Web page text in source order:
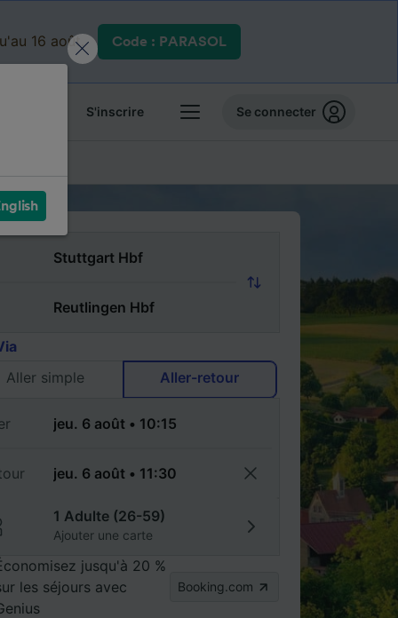
16 août. Code : PARASOL
S'inscrire Se connecter
Aller simple
Aller-retour
1 Adulte (26-59)
Ajouter une carte
jusqu'à 20 %
les séjours avec
Booking.com